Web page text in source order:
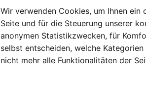
Online-
GC
58339
Wir verwenden Cookies, um Ihnen
Seite und für die Steuerung unserer
anonymen Statistikzwecken, für
selbst entscheiden, welche
nicht mehr alle Funktionalitäten der